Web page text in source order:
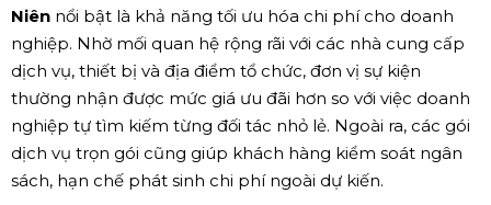
Niên nổi bật là khả năng tối ưu hóa chi phí cho doanh
nghiệp. Nhờ mối quan hệ rộng rãi với các nhà cung cấp
dịch vụ, thiết bị và địa điểm tổ chức, đơn vị sự kiện
thường nhận được mức giá ưu đãi hơn so với việc doanh
nghiệp tự tìm kiếm từng đối tác nhỏ lẻ. Ngoài ra, các gói
dịch vụ trọn gói cũng giúp khách hàng kiểm soát ngân
sách, hạn chế phát sinh chi phí ngoài dự kiến.